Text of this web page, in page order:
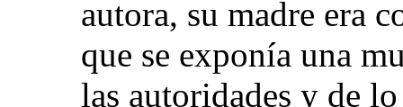
autora, su madre era
que se exponía una
las autoridades y de